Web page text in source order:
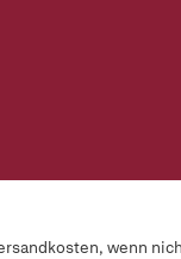
wenn